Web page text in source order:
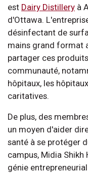
est Dairy Distillery à
d'Ottawa.
désinfectant de
mains grand format
partager ces
communauté,
hôpitaux, les
caritatives.
De plus, des
un moyen d'aider
santé à se protéger
campus, Midia Shikh
génie